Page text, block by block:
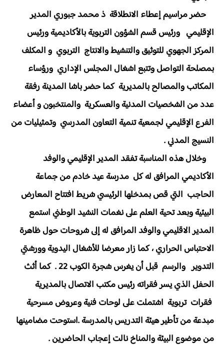
حضر مراسيم إعطاء الانطلاقة ذ محمد جبوري المدير
الإقليمي ورئيس قسم الشؤون التربوية بالأكاديمية ورئيس
المركز الجهوي للتوثيق والتنشيط والانتاج التربوي و المكلف
بمصلحة التواصل وتتبع اشغال المجلس الإداري ورؤساء
المكاتب والمصالح بالمديرية كما حضر باشا المدينة رفقة
عدد من الشخصيات المدنية والعسكرية والمنتخبون و أعضاء
الفرع الإقليمي لجمعية تنمية التعاون المدرسي وتمثيليات من
النسيج المدني .
وخلال هذه المناسبة تفقد المدير الإقليمي والوفد
الأكاديمي المرافق له كل مدرسة عيد خادم من جماعة
الحاجب التي قص بمدخلها الرئيسي شريط افتتاح المعارض
البيئية وبعد تحية العلم على نغمات النشيد الوطني استمع
المدير الاقليمي والوفد المرافق له إلى شروحات حول ظاهرة
الاحتباس الحراري ، كما زار معرضا للأشغال اليدوية وورشتي
التدوير والرسم قبل أن يغرس شجرة الكوب 22 . كما أثث
الحفل الذي يسر فقراته رئيس مكتب الاتصال بالمديرية
فقرات تربوية اشتملت على لوحات فنية وعروض مسرحية
مبدعة من تأطير هيئة التدريس بالمدرسة .استوحت مضامينها
من موضوع البيئة والمناخ نالت إعجاب الحاضرين .